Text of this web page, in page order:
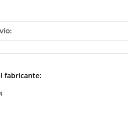
fabricante: